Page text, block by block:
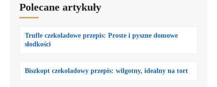
Polecane artykuły
Trufle czekoladowe przepis: Proste i pyszne domowe
słodkości
Biszkopt czekoladowy przepis: wilgotny, idealny na tort